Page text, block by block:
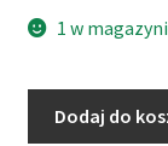
1 w
Pojemnik
Dodaj do